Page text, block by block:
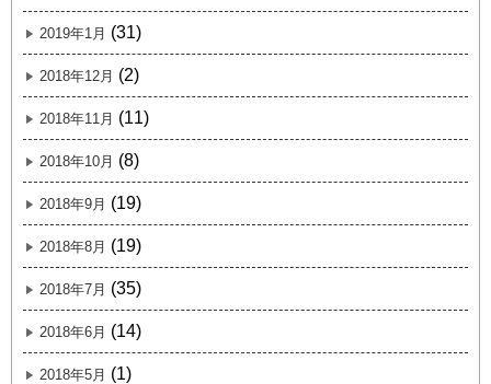
2019年1月 (31)
2018年12月 (2)
2018年11月 (11)
2018年10月 (8)
2018年9月 (19)
2018年8月 (19)
2018年7月 (35)
2018年6月 (14)
2018年5月 (1)